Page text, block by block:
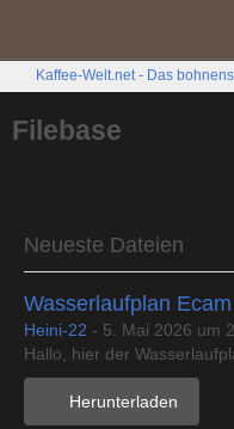
Kaffee-Welt.net - Das
Filebase
Neueste Dateien
Wasserlaufplan
Heini-22 - 5. Mai 2026 um
Hallo, hier der
Herunterladen